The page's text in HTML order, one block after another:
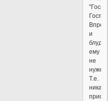
и
блуд
ему
не
Т.е.